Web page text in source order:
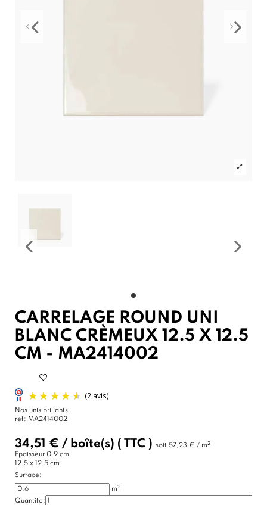
CARRELAGE ROUND UNI
BLANC CRÈMEUX 12.5 X 12.5
CM - MA2414002
Nos unis brillants
ref: MA2414002
34,51 € / boîte(s) ( TTC ) soit 57,23 € / m2
Épaisseur 0.9 cm
12.5 x 12.5 cm
Surface:
m2
Quantité: